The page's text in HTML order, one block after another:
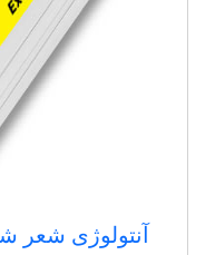
آنتولوژی شعر